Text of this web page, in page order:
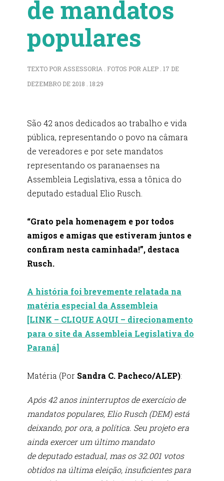
de mandatos
populares
TEXTO POR ASSESSORIA . FOTOS POR ALEP . 17 DE
DEZEMBRO DE 2018 . 18:29
São 42 anos dedicados ao trabalho e vida
pública, representando o povo na câmara
de vereadores e por sete mandatos
representando os paranaenses na
Assembleia Legislativa, essa a tônica do
deputado estadual Elio Rusch.
“Grato pela homenagem e por todos
amigos e amigas que estiveram juntos e
confiram nesta caminhada!”, destaca
Rusch.
A história foi brevemente relatada na
matéria especial da Assembleia
[LINK – CLIQUE AQUI – direcionamento
para o site da Assembleia Legislativa do
Paraná]
Matéria (Por Sandra C. Pacheco/ALEP):
Após 42 anos ininterruptos de exercício de
mandatos populares, Elio Rusch (DEM) está
deixando, por ora, a política. Seu projeto era
ainda exercer um último mandato
de deputado estadual, mas os 32.001 votos
obtidos na última eleição, insuficientes para